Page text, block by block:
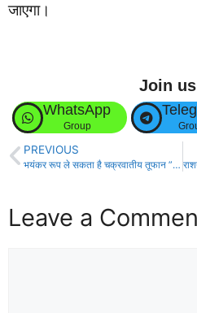
जाएगा।
Join
WhatsApp
Group
PREVIOUS
भयंकर रूप ले सकता है चक्रवातीय तूफान ”तौकते” !
Leave a